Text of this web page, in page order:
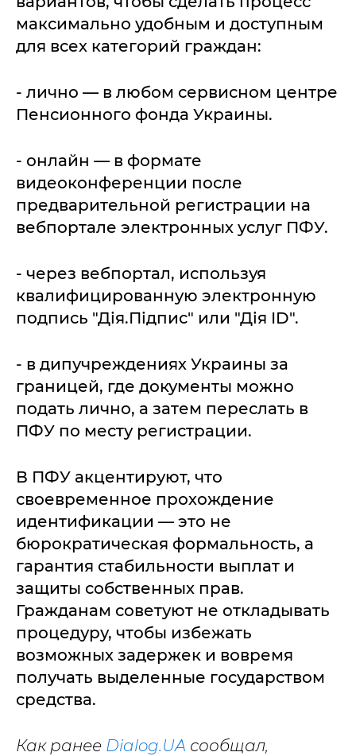
максимально удобным и доступным
для всех категорий граждан:
- лично — в любом сервисном центре
Пенсионного фонда Украины.
- онлайн — в формате
видеоконференции после
предварительной регистрации на
вебпортале электронных услуг ПФУ.
- через вебпортал, используя
квалифицированную электронную
подпись "Дія.Підпис" или "Дія ID".
- в дипучреждениях Украины за
границей, где документы можно
подать лично, а затем переслать в
ПФУ по месту регистрации.
В ПФУ акцентируют, что
своевременное прохождение
идентификации — это не
бюрократическая формальность, а
гарантия стабильности выплат и
защиты собственных прав.
Гражданам советуют не откладывать
процедуру, чтобы избежать
возможных задержек и вовремя
получать выделенные государством
средства.
Как ранее Dialog.UA сообщал,